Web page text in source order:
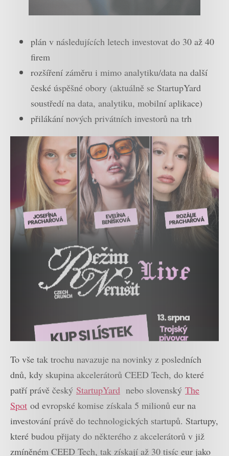
plán v následujících letech investovat do 30 až 40
firem
rozšíření záměru i mimo analytiku/data na další
české úspěšné obory (aktuálně se StartupYard
soustředí na data, analytiku, mobilní aplikace)
přilákání nových privátních investorů na trh
To vše tak trochu navazuje na novinky z posledních
dnů, kdy skupina akcelerátorů CEED Tech, do které
patří právě český StartupYard nebo slovenský The
Spot od evropské komise získala 5 milionů eur na
investování právě do technologických startupů. Startupy,
které budou přijaty do některého z akcelerátorů v již
zmíněném CEED Tech, tak získají až 30 tisíc eur jako